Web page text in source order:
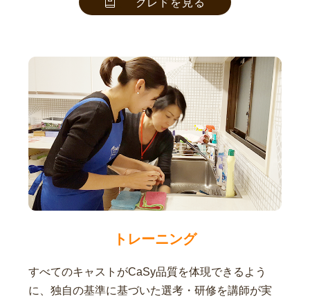
トレーニング
すべてのキャストがCaSy品質を体現できるよう
に、独自の基準に基づいた選考・研修を講師が実